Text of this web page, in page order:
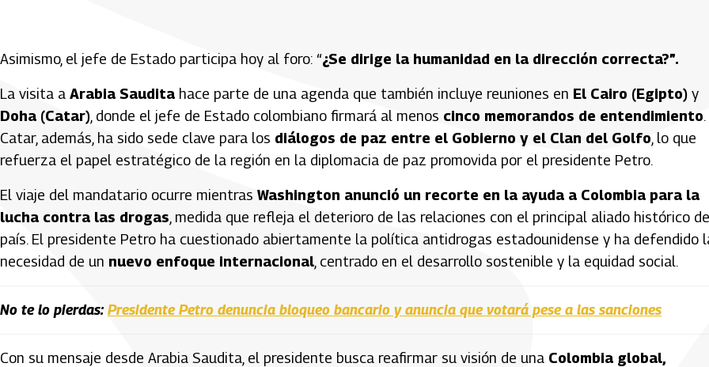
Asimismo, el jefe de Estado participa hoy al foro: “¿Se dirige la humanidad en la dirección correcta?”.
La visita a Arabia Saudita hace parte de una agenda que también incluye reuniones en El Cairo (Egipto) y
Doha (Catar) , donde el jefe de Estado colombiano firmará al menos cinco memorandos de entendimiento.
Catar, además, ha sido sede clave para los diálogos de paz entre el Gobierno y el Clan del Golfo , lo que
refuerza el papel estratégico de la región en la diplomacia de paz promovida por el presidente Petro.
El viaje del mandatario ocurre mientras Washington anunció un recorte en la ayuda a Colombia para la
lucha contra las drogas , medida que refleja el deterioro de las relaciones con el principal aliado histórico
país. El presidente Petro ha cuestionado abiertamente la política antidrogas estadounidense y ha defendido
necesidad de un nuevo enfoque internacional , centrado en el desarrollo sostenible y la equidad social.
No te lo pierdas:Presidente Petro denuncia bloqueo bancario y anuncia que votará pese a las sanciones
Con su mensaje desde Arabia Saudita, el presidente busca reafirmar su visión de una Colombia global,